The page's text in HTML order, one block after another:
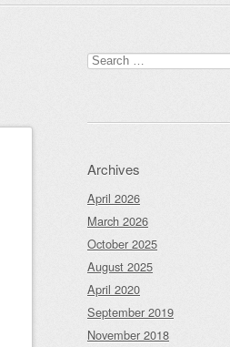
Search
for:
Archives
April 2026
March 2026
October 2025
August 2025
April 2020
September 2019
November 2018